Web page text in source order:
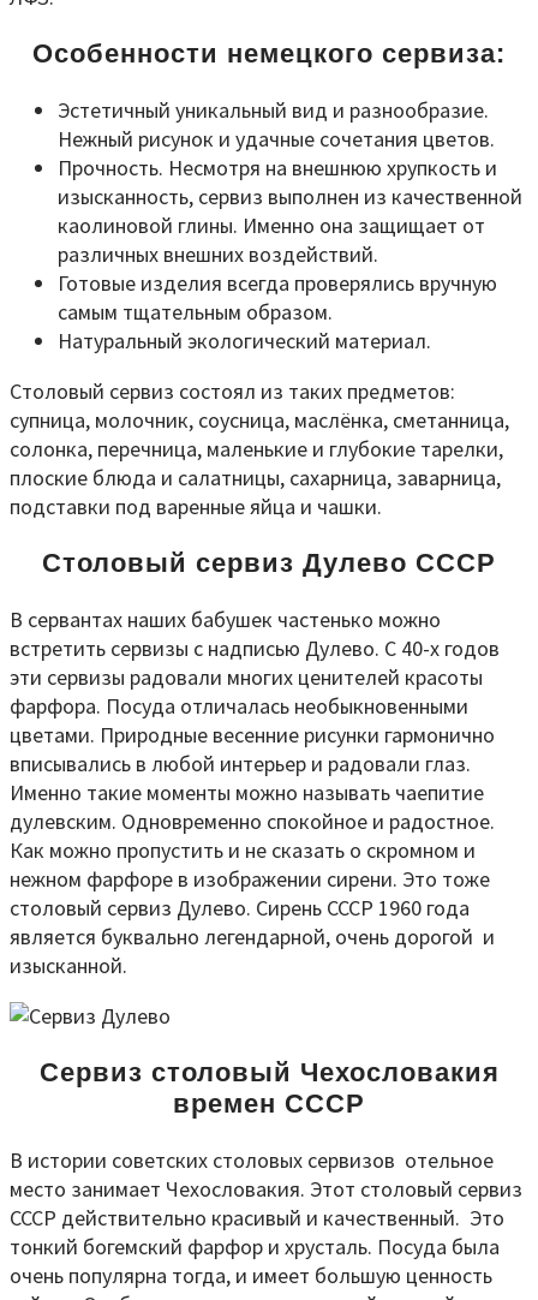
Особенности немецкого сервиза:
Эстетичный уникальный вид и разнообразие.
Нежный рисунок и удачные сочетания цветов.
Прочность. Несмотря на внешнюю хрупкость и
изысканность, сервиз выполнен из качественной
каолиновой глины. Именно она защищает от
различных внешних воздействий.
Готовые изделия всегда проверялись вручную
самым тщательным образом.
Натуральный экологический материал.
Столовый сервиз состоял из таких предметов:
супница, молочник, соусница, маслёнка, сметанница,
солонка, перечница, маленькие и глубокие тарелки,
плоские блюда и салатницы, сахарница, заварница,
подставки под варенные яйца и чашки.
Столовый сервиз Дулево СССР
В сервантах наших бабушек частенько можно
встретить сервизы с надписью Дулево. С 40-х годов
эти сервизы радовали многих ценителей красоты
фарфора. Посуда отличалась необыкновенными
цветами. Природные весенние рисунки гармонично
вписывались в любой интерьер и радовали глаз.
Именно такие моменты можно называть чаепитие
дулевским. Одновременно спокойное и радостное.
Как можно пропустить и не сказать о скромном и
нежном фарфоре в изображении сирени. Это тоже
столовый сервиз Дулево. Сирень СССР 1960 года
является буквально легендарной, очень дорогой и
изысканной.
Сервиз столовый Чехословакия
времен СССР
В истории советских столовых сервизов отельное
место занимает Чехословакия. Этот столовый сервиз
СССР действительно красивый и качественный. Это
тонкий богемский фарфор и хрусталь. Посуда была
очень популярна тогда, и имеет большую ценность